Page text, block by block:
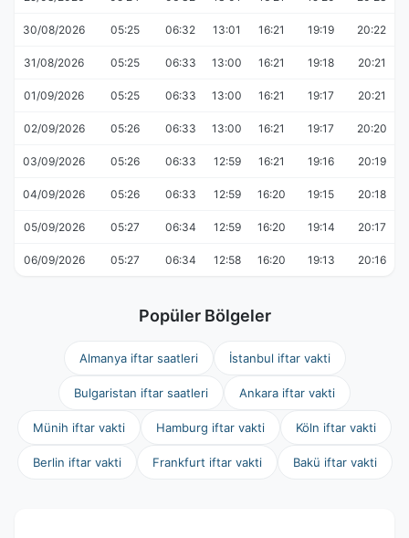
30/08/2026 05:25 06:32 13:01 16:21 19:19 20:22
31/08/2026 05:25 06:33 13:00 16:21 19:18 20:21
01/09/2026 05:25 06:33 13:00 16:21 19:17 20:21
02/09/2026 05:26 06:33 13:00 16:21 19:17 20:20
03/09/2026 05:26 06:33 12:59 16:21 19:16 20:19
04/09/2026 05:26 06:33 12:59 16:20 19:15 20:18
05/09/2026 05:27 06:34 12:59 16:20 19:14 20:17
06/09/2026 05:27 06:34 12:58 16:20 19:13 20:16
Popüler Bölgeler
Almanya iftar saatleri İstanbul iftar vakti
Bulgaristan iftar saatleri Ankara iftar vakti
Münih iftar vakti Hamburg iftar vakti Köln iftar vakti
Berlin iftar vakti Frankfurt iftar vakti Bakü iftar vakti